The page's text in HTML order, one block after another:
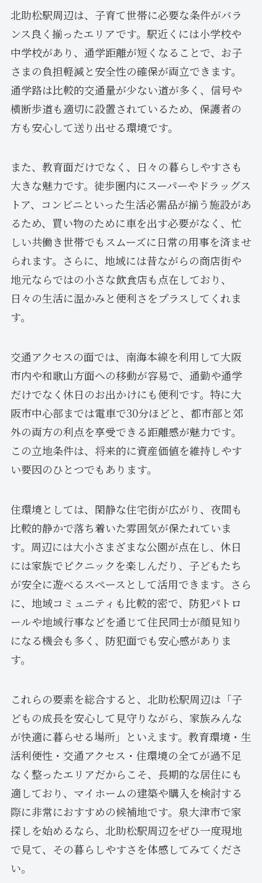
北助松駅周辺は、子育て世帯に必要な条件がバラ
ンス良く揃ったエリアです。駅近くには小学校や
中学校があり、通学距離が短くなることで、お子
さまの負担軽減と安全性の確保が両立できます。
通学路は比較的交通量が少ない道が多く、信号や
横断歩道も適切に設置されているため、保護者の
方も安心して送り出せる環境です。
また、教育面だけでなく、日々の暮らしやすさも
大きな魅力です。徒歩圏内にスーパーやドラッグス
トア、コンビニといった生活必需品が揃う施設があ
るため、買い物のために車を出す必要がなく、忙
しい共働き世帯でもスムーズに日常の用事を済ませ
られます。さらに、地域には昔ながらの商店街や
地元ならではの小さな飲食店も点在しており、
日々の生活に温かみと便利さをプラスしてくれま
す。
交通アクセスの面では、南海本線を利用して大阪
市内や和歌山方面への移動が容易で、通勤や通学
だけでなく休日のお出かけにも便利です。特に大
阪市中心部までは電車で30分ほどと、都市部と郊
外の両方の利点を享受できる距離感が魅力です。
この立地条件は、将来的に資産価値を維持しやす
い要因のひとつでもあります。
住環境としては、閑静な住宅街が広がり、夜間も
比較的静かで落ち着いた雰囲気が保たれていま
す。周辺には大小さまざまな公園が点在し、休日
には家族でピクニックを楽しんだり、子どもたち
が安全に遊べるスペースとして活用できます。さら
に、地域コミュニティも比較的密で、防犯パトロ
ールや地域行事などを通じて住民同士が顔見知り
になる機会も多く、防犯面でも安心感がありま
す。
これらの要素を総合すると、北助松駅周辺は「子
どもの成長を安心して見守りながら、家族みんな
が快適に暮らせる場所」といえます。教育環境・生
活利便性・交通アクセス・住環境の全てが過不足
なく整ったエリアだからこそ、長期的な居住にも
適しており、マイホームの建築や購入を検討する
際に非常におすすめの候補地です。泉大津市で家
探しを始めるなら、北助松駅周辺をぜひ一度現地
で見て、その暮らしやすさを体感してみてくださ
い。